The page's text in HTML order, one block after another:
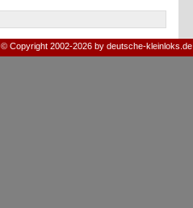
© Copyright 2002-2026 by deutsche-kleinloks.de